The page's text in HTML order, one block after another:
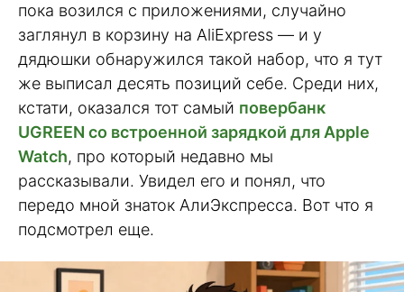
пока возился с приложениями, случайно
заглянул в корзину на AliExpress — и у
дядюшки обнаружился такой набор, что я тут
же выписал десять позиций себе. Среди них,
кстати, оказался тот самый повербанк
UGREEN со встроенной зарядкой для Apple
Watch, про который недавно мы
рассказывали. Увидел его и понял, что
передо мной знаток АлиЭкспресса. Вот что я
подсмотрел еще.